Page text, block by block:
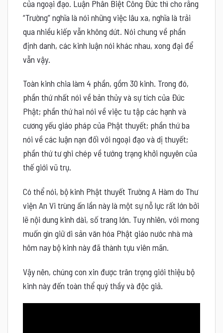
của ngoại đạo. Luận Phân Biệt Công Đức thì cho rằng
“Trường” nghĩa là nói những việc lâu xa, nghĩa là trải
qua nhiều kiếp vẫn không dứt. Nói chung về phần
định danh, các kinh luận nói khác nhau, xong đại để
vẫn vậy.
Toàn kinh chia làm 4 phần, gồm 30 kinh. Trong đó,
phần thứ nhất nói về bản thủy và sự tích của Đức
Phật; phần thứ hai nói về việc tu tập các hạnh và
cương yếu giáo pháp của Phật thuyết; phần thứ ba
nói về các luận nạn đối với ngoại đạo và dị thuyết;
phần thứ tư ghi chép về tướng trạng khởi nguyên của
thế giới vũ trụ.
Có thể nói, bộ kinh Phật thuyết Trường A Hàm do Thư
viện An Vi trùng ấn lần này là một sự nỗ lực rất lớn bởi
lẽ nội dung kinh dài, số trang lớn. Tuy nhiên, với mong
muốn gìn giữ di sản văn hóa Phật giáo nước nhà mà
hôm nay bộ kinh này đã thành tựu viên mãn.
Vậy nên, chúng con xin được trân trọng giới thiệu bộ
kinh này đến toàn thể quý thầy và độc giả.